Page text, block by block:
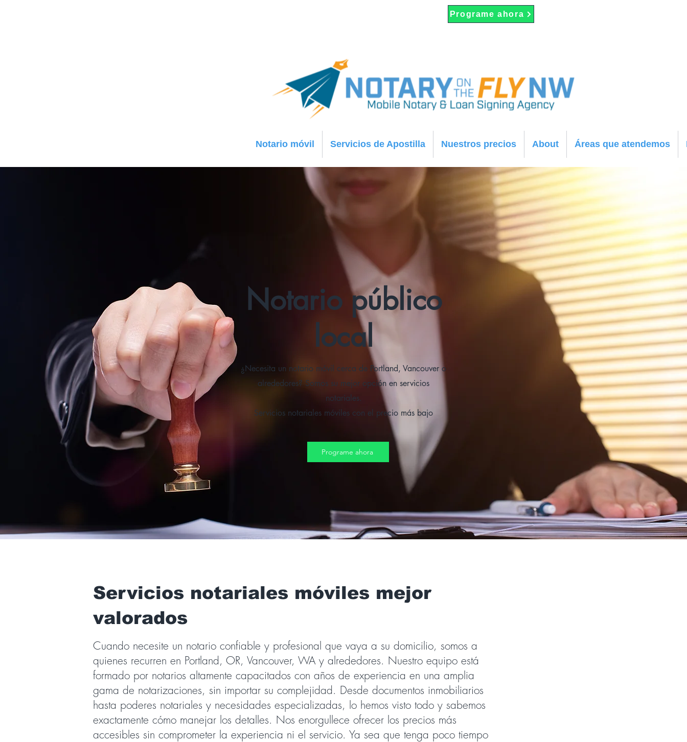
Programe ahora
Notario móvil Servicios de Apostilla Nuestros precios About Áreas que atendemos
Notario público
local
¿Necesita un notario móvil cerca de Portland, Vancouver o
alrededores? Somos su mejor opción en servicios
notariales.
Servicios notariales móviles con el precio más bajo
Programe ahora
Servicios notariales móviles mejor
valorados
Cuando necesite un notario confiable y profesional que vaya a su domicilio, somos a
quienes recurren en Portland, OR, Vancouver, WA y alrededores. Nuestro equipo está
formado por notarios altamente capacitados con años de experiencia en una amplia
gama de notarizaciones, sin importar su complejidad. Desde documentos inmobiliarios
hasta poderes notariales y necesidades especializadas, lo hemos visto todo y sabemos
exactamente cómo manejar los detalles. Nos enorgullece ofrecer los precios más
accesibles sin comprometer la experiencia ni el servicio. Ya sea que tenga poco tiempo